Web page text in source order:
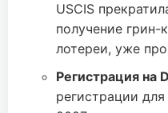
USCIS
получение грин-
лотереи, уже
Регистрация на
регистрации